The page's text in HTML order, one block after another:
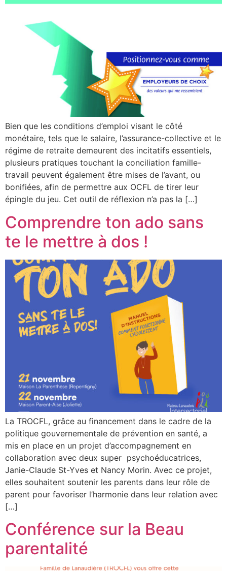
Bien que les conditions d’emploi visant le côté
monétaire, tels que le salaire, l’assurance-collective et le
régime de retraite demeurent des incitatifs essentiels,
plusieurs pratiques touchant la conciliation famille-
travail peuvent également être mises de l’avant, ou
bonifiées, afin de permettre aux OCFL de tirer leur
épingle du jeu. Cet outil de réflexion n’a pas la […]
Comprendre ton ado sans
te le mettre à dos !
La TROCFL, grâce au financement dans le cadre de la
politique gouvernementale de prévention en santé, a
mis en place en un projet d’accompagnement en
collaboration avec deux super psychoéducatrices,
Janie-Claude St-Yves et Nancy Morin. Avec ce projet,
elles souhaitent soutenir les parents dans leur rôle de
parent pour favoriser l’harmonie dans leur relation avec
[…]
Conférence sur la Beau
parentalité